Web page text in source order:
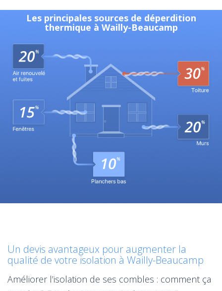
Les principales sources de déperdition
thermique à Wailly-Beaucamp
Un devis avantageux pour augmenter la
qualité de votre isolation à Wailly-Beaucamp
Améliorer l’isolation de ses combles : comment ça